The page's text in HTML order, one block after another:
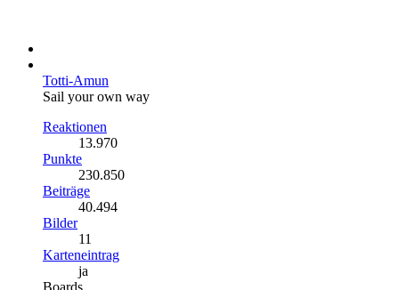
Totti-Amun
Sail your own way
Reaktionen
13.970
Punkte
230.850
Beiträge
40.494
Bilder
11
Karteneintrag
ja